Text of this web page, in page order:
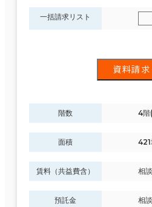
一括請求リスト
資料請求
階数 4階
面積 421
賃料（共益費含） 相
預託金 相